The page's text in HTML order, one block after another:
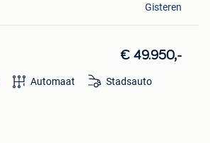
Gisteren
€ 49.950,-
Automaat Stadsauto